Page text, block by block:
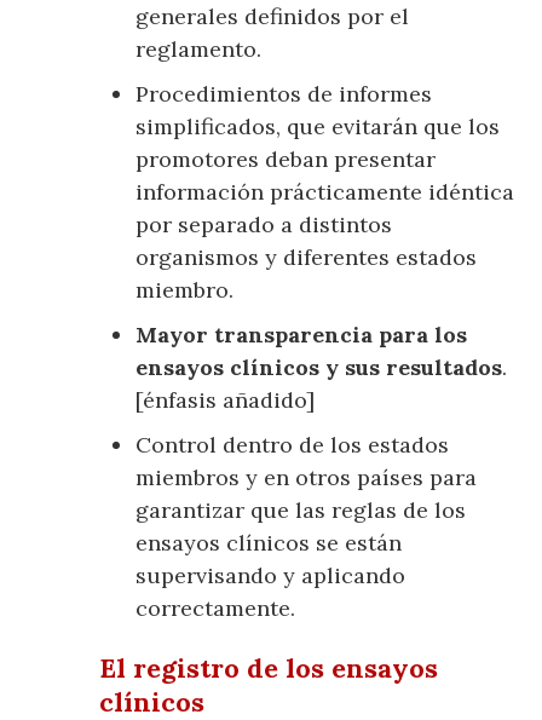
generales definidos por el
reglamento.
Procedimientos de informes
simplificados, que evitarán que los
promotores deban presentar
información prácticamente idéntica
por separado a distintos
organismos y diferentes estados
miembro.
Mayor transparencia para los
ensayos clínicos y sus resultados.
[énfasis añadido]
Control dentro de los estados
miembros y en otros países para
garantizar que las reglas de los
ensayos clínicos se están
supervisando y aplicando
correctamente.
El registro de los ensayos
clínicos